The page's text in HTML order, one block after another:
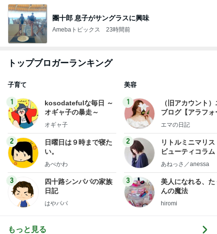
團十郎 息子がサングラスに興味
Amebaトピックス 23時間前
トップブロガーランキング
子育て
1
kosodatefulな毎日 ～
オギャ子の暴走～
オギャ子
2
日曜日は９時まで寝た
い。
あべかわ
3
四十路シンパパの家族
日記
はやパパ
美容
1
（旧アカウント
ブログ【アラフォ
社売却セカンドラ
エマの日記
2
リトルミニマリス
ビューティコラ
little
あねっさ／anessa
3
美人になれる、た
んの魔法
hiromi
もっと見る